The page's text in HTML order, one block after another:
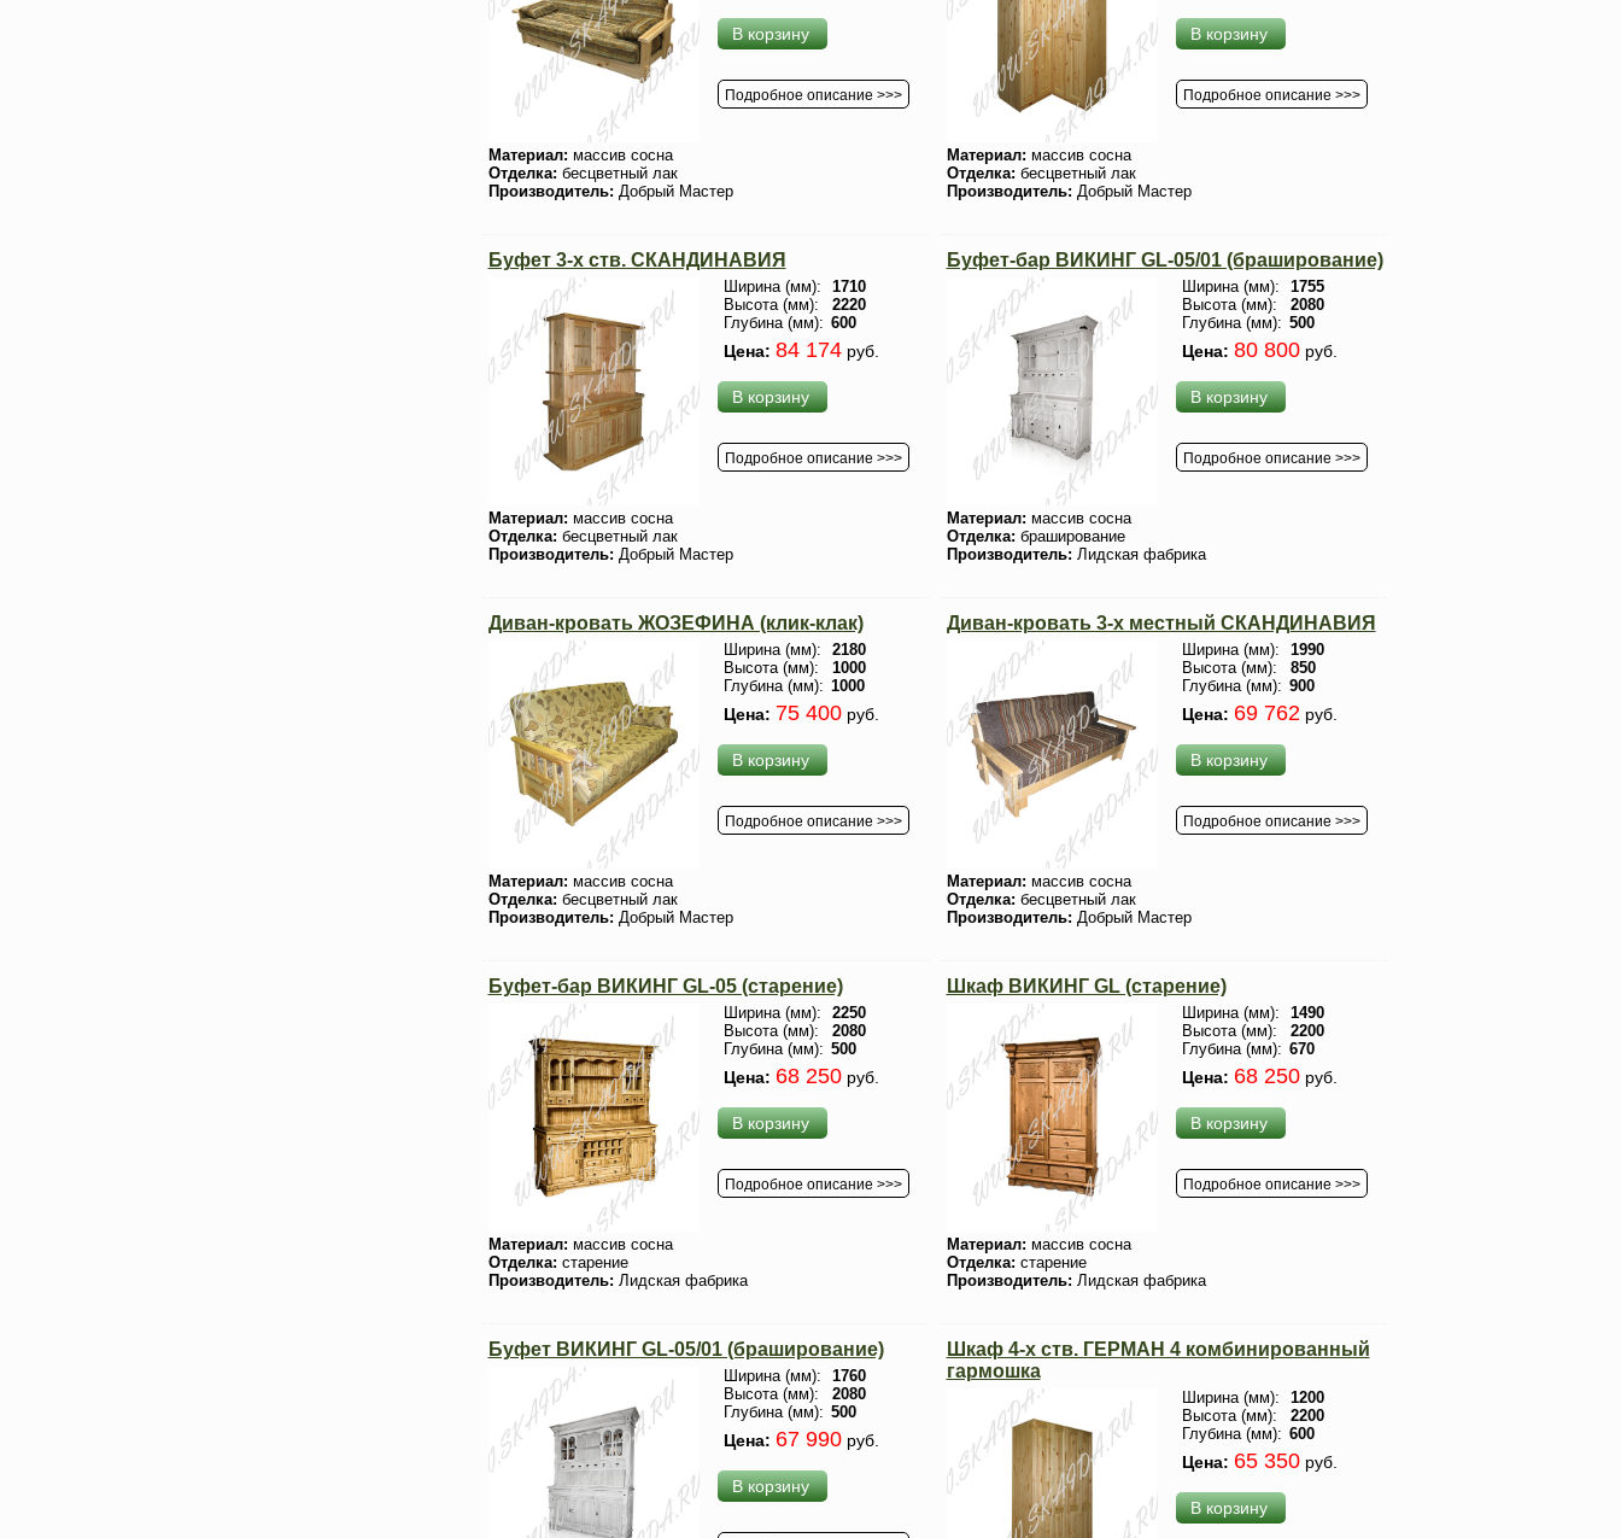
В корзину
Подробное описание >>>
Материал: массив сосна
Отделка: бесцветный лак
Производитель: Добрый Мастер
В корзину
Подробное описание >>>
Материал: массив сосна
Отделка: бесцветный лак
Производитель: Добрый Мастер
Буфет 3-х ств. СКАНДИНАВИЯ
Ширина (мм):
1710
Высота (мм):
2220
Глубина (мм): 600
Цена: 84 174руб.
В корзину
Подробное описание >>>
Материал: массив сосна
Отделка: бесцветный лак
Производитель: Добрый Мастер
Буфет-бар ВИКИНГ GL-05/01 (браширование)
Ширина (мм):
1755
Высота (мм):
2080
Глубина (мм): 500
Цена: 80 800руб.
В корзину
Подробное описание >>>
Материал: массив сосна
Отделка: браширование
Производитель: Лидская фабрика
Диван-кровать ЖОЗЕФИНА (клик-клак)
Ширина (мм):
2180
Высота (мм):
1000
Глубина (мм): 1000
Цена: 75 400руб.
В корзину
Подробное описание >>>
Материал: массив сосна
Отделка: бесцветный лак
Производитель: Добрый Мастер
Диван-кровать 3-х местный СКАНДИНАВИЯ
Ширина (мм):
1990
Высота (мм):
850
Глубина (мм): 900
Цена: 69 762 руб.
В корзину
Подробное описание >>>
Материал: массив сосна
Отделка: бесцветный лак
Производитель: Добрый Мастер
Буфет-бар ВИКИНГ GL-05 (старение)
Ширина (мм):
2250
Высота (мм):
2080
Глубина (мм): 500
Цена: 68 250руб.
В корзину
Подробное описание >>>
Материал: массив сосна
Отделка: старение
Производитель: Лидская фабрика
Шкаф ВИКИНГ GL (старение)
Ширина (мм):
1490
Высота (мм):
2200
Глубина (мм): 670
Цена: 68 250руб.
В корзину
Подробное описание >>>
Материал: массив сосна
Отделка: старение
Производитель: Лидская фабрика
Буфет ВИКИНГ GL-05/01 (браширование)
Ширина (мм):
1760
Высота (мм):
2080
Глубина (мм): 500
Цена: 67 990руб.
В корзину
Шкаф 4-х ств. ГЕРМАН 4 комбинированный
гармошка
Ширина (мм):
1200
Высота (мм):
2200
Глубина (мм): 600
Цена: 65 350руб.
В корзину